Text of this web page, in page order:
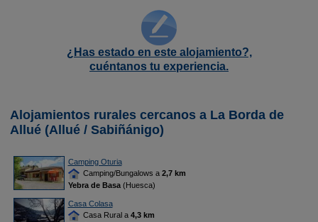
¿Has estado en este alojamiento?,
cuéntanos tu experiencia.
Alojamientos rurales cercanos a La Borda de
Allué (Allué / Sabiñánigo)
Camping Oturia
Camping/Bungalows a 2,7 km
Yebra de Basa(Huesca)
Casa Colasa
Casa Rural a 4,3 km